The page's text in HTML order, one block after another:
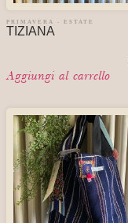
PRIMAVERA - ESTATE
TIZIANA
Aggiungi al carrello